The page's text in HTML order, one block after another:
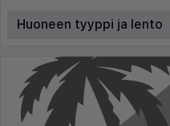
Huoneen tyyppi ja lento